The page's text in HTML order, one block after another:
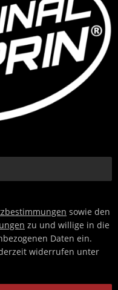
sowie den
zu und willige in die
Daten ein.
widerrufen unter